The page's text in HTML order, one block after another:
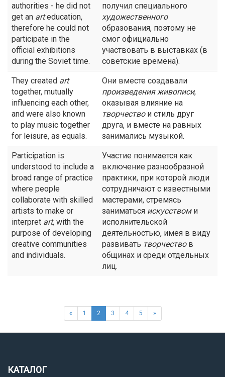
authorities - he did not
get an arteducation,
therefore he could not
participate in the
official exhibitions
during the Soviet time.
получил специального
художественного
образования, поэтому не
смог официально
участвовать в выставках (в
советские времена).
They created art
together, mutually
influencing each other,
and were also known
to play music together
for leisure, as equals.
Они вместе создавали
произведения живописи,
оказывая влияние на
творчествои стиль друг
друга, и вместе на равных
занимались музыкой.
Participation is
understood to include a
broad range of practice
where people
collaborate with skilled
artists to make or
interpret art, with the
purpose of developing
creative communities
and individuals.
Участие понимается как
включение разнообразной
практики, при которой люди
сотрудничают с известными
мастерами, стремясь
заниматься искусствоми
исполнительской
деятельностью, имея в виду
развивать творчествов
общинах и среди отдельных
лиц.
« 1 2 3 4 5 »
КАТАЛОГ